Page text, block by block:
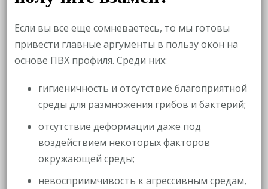
Если вы все еще сомневаетесь, то мы готовы
привести главные аргументы в пользу окон на
основе ПВХ профиля. Среди них:
гигиеничность и отсутствие благоприятной
среды для размножения грибов и бактерий;
отсутствие деформации даже под
воздействием некоторых факторов
окружающей среды;
невосприимчивость к агрессивным средам,